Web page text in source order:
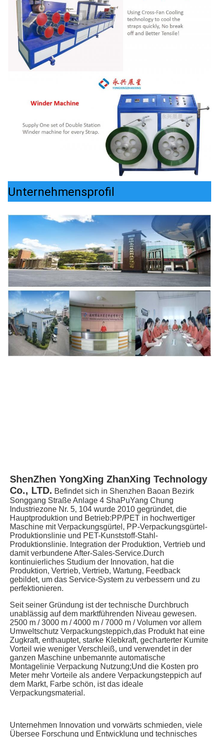
Unternehmensprofil
ShenZhen YongXing ZhanXing Technology
Co., LTD. Befindet sich in Shenzhen Baoan Bezirk
Songgang Straße Anlage 4 ShaPuYang Chung
Industriezone Nr. 5, 104 wurde 2010 gegründet, die
Hauptproduktion und Betrieb:PP/PET in hochwertiger
Maschine mit Verpackungsgürtel, PP-Verpackungsgürtel-
Produktionslinie und PET-Kunststoff-Stahl-
Produktionslinie. Integration der Produktion, Vertrieb und
damit verbundene After-Sales-Service.Durch
kontinuierliches Studium der Innovation, hat die
Produktion, Vertrieb, Vertrieb, Wartung, Feedback
gebildet, um das Service-System zu verbessern und zu
perfektionieren.
Seit seiner Gründung ist der technische Durchbruch
unablässig auf dem marktführenden Niveau gewesen.
2500 m / 3000 m / 4000 m / 7000 m / Volumen vor allem
Umweltschutz Verpackungsteppich,das Produkt hat eine
Zugkraft, enthauptet, starke Klebkraft, gecharterter Kumite
Vorteil wie weniger Verschleiß, und verwendet in der
ganzen Maschine unbemannte automatische
Montagelinie Verpackung Nutzung;Und die Kosten pro
Meter mehr Vorteile als andere Verpackungsteppich auf
dem Markt, Farbe schön, ist das ideale
Verpackungsmaterial.
Unternehmen Innovation und vorwärts schmieden, viele
Übersee Forschung und Entwicklung und technisches